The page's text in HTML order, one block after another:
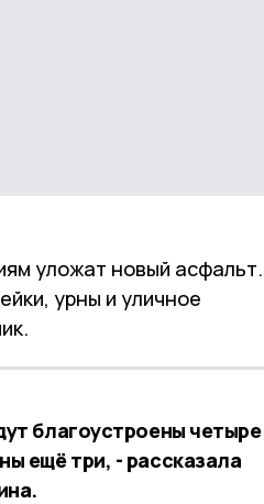
уложат новый асфальт.
урны и уличное
благоустроены четыре
ещё три, - рассказала